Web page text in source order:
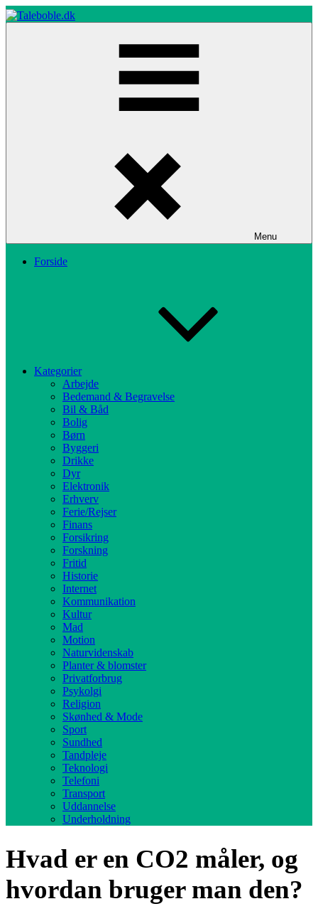
Skip
to
Menu
Forside
Kategorier
Arbejde
Bedemand & Begravelse
Bil & Båd
Bolig
Børn
Byggeri
Drikke
Dyr
Elektronik
Erhverv
Ferie/Rejser
Finans
Forsikring
Forskning
Fritid
Historie
Internet
Kommunikation
Kultur
Mad
Motion
Naturvidenskab
Planter & blomster
Privatforbrug
Psykolgi
Religion
Skønhed & Mode
Sport
Sundhed
Tandpleje
Teknologi
Telefoni
Transport
Uddannelse
Underholdning
Hvad er en CO2 måler, og
hvordan bruger man den?